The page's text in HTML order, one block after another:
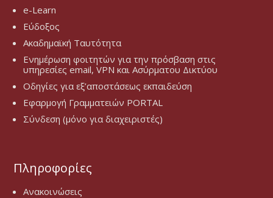
e-Learn
Εύδοξος
Ακαδημαϊκή Ταυτότητα
Ενημέρωση φοιτητών για την πρόσβαση στις
υπηρεσίες email, VPN και Ασύρματου Δικτύου
Οδηγίες για εξ’αποστάσεως εκπαιδεύση
Εφαρμογή Γραμματειών PORTAL
Σύνδεση (μόνο για διαχειριστές)
Πληροφορίες
Ανακοινώσεις